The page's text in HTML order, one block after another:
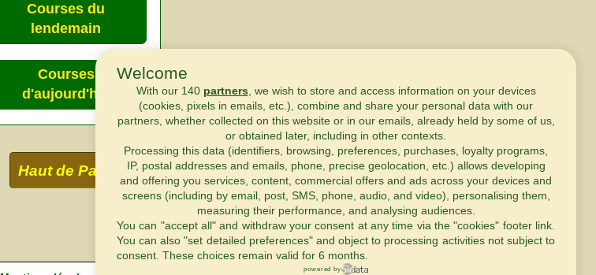
Courses du
lendemain
Courses
d'aujourd'hui
Haut de Page
Welcome
With our 140 partners, we wish to store and access information on your devices
(cookies, pixels in emails, etc.), combine and share your personal data with our
partners, whether collected on this website or in our emails, already held by some of us,
or obtained later, including in other contexts.
Processing this data (identifiers, browsing, preferences, purchases, loyalty programs,
IP, postal addresses and emails, phone, precise geolocation, etc.) allows developing
and offering you services, content, commercial offers and ads across your devices and
screens (including by email, post, SMS, phone, audio, and video), personalising them,
measuring their performance, and analysing audiences.
You can "accept all" and withdraw your consent at any time via the "cookies" footer link
You can also "set detailed preferences" and object to processing activities not subject to
consent. These choices remain valid for 6 months.
powered by